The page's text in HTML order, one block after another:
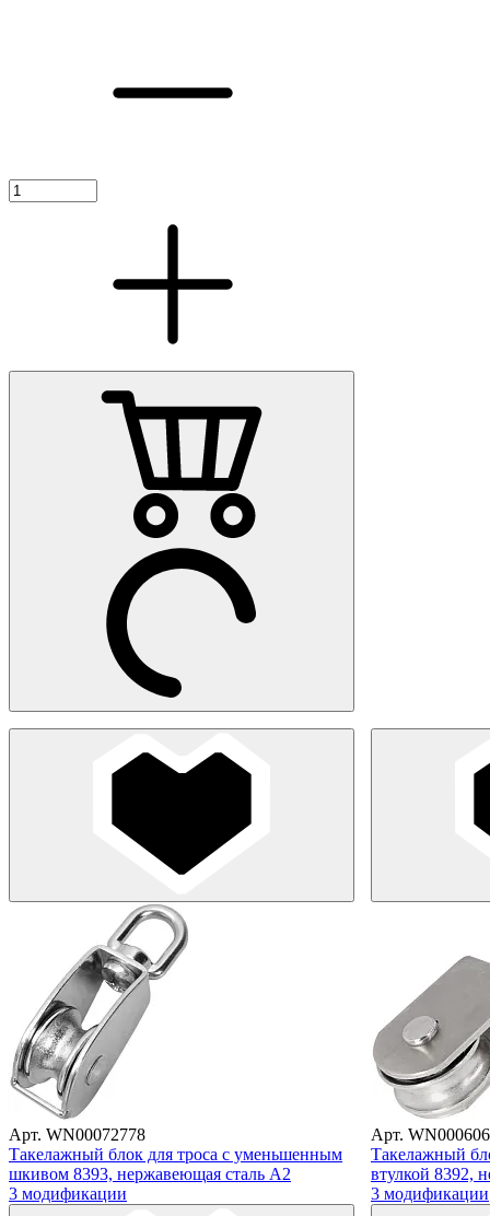
Арт. WN00072778
Такелажный блок для троса с уменьшенным
шкивом 8393, нержавеющая сталь А2
3 модификации
Арт.
Такелажный
втулкой 8392,
3 модификации